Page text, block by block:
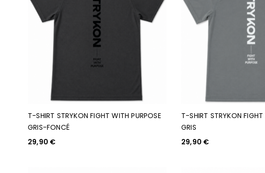
T-SHIRT STRYKON FIGHT WITH PURPOSE
GRIS-FONCÉ
29,90 €
T-SHIRT STRYKON FIGHT
GRIS
29,90 €